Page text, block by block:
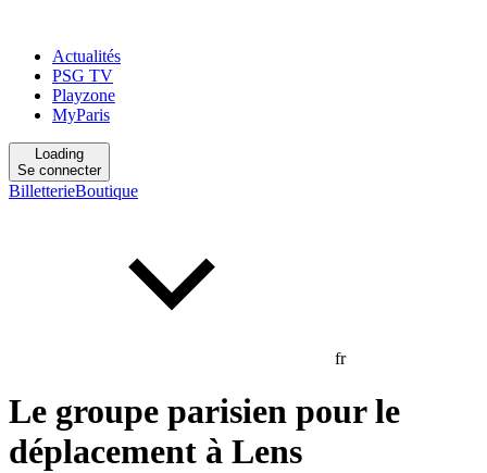
Actualités
PSG TV
Playzone
MyParis
Loading
Se connecter
BilletterieBoutique
fr
Le groupe parisien pour le
déplacement à Lens